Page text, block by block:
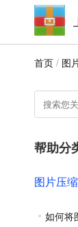
首页 / 图
帮助分
图片压
如何将